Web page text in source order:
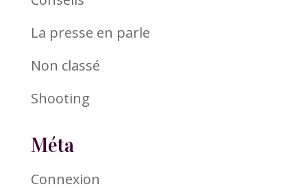
La presse en parle
Non classé
Shooting
Méta
Connexion